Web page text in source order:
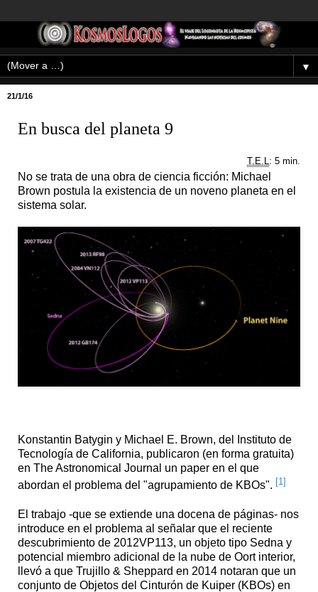
▼
21/1/16
En busca del planeta 9
T.E.L : 5 min.
No se trata de una obra de ciencia ficción: Michael
Brown postula la existencia de un noveno planeta en el
sistema solar.
Konstantin Batygin y Michael E. Brown, del Instituto de
Tecnología de California, publicaron (en forma gratuita)
en The Astronomical Journal un paper en el que
abordan el problema del "agrupamiento de KBOs". [1]
El trabajo -que se extiende una docena de páginas- nos
introduce en el problema al señalar que el reciente
descubrimiento de 2012VP113, un objeto tipo Sedna y
potencial miembro adicional de la nube de Oort interior,
llevó a que Trujillo & Sheppard en 2014 notaran que un
conjunto de Objetos del Cinturón de Kuiper (KBOs) en